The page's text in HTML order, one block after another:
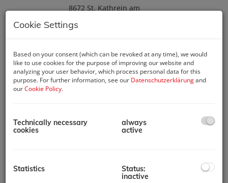
8672 St. Kathrein am
Kathrein Am Hauenstein
50 / Top 12
Описание
Ищете современную и
Тогда вы попали точно
очаровательном
муниципалитете Санкт-
Cookie Settings
Based on your consent (which can be revoked at any time), we would
like to use cookies for the purpose of improving our website and
analyzing your user behavior, which process personal data for this
purpose. For further information, see our Datenschutzerklärungand
ourCookie Policy.
Technically necessary
cookies
always
active
Statistics
Status:
inactive